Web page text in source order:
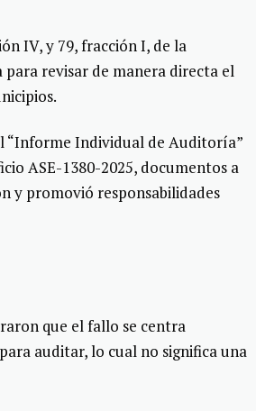
IV, y 79, fracción I, de la
revisar de manera directa el
“Informe Individual de Auditoría”
ASE-1380-2025, documentos a
y promovió responsabilidades
que el fallo se centra
auditar, lo cual no significa una